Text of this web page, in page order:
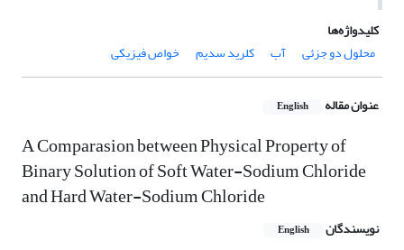
کلیدواژه‌ها
محلول دو جزئی
آب کلرید سدیم خواص فیزیکی
عنوان مقاله English
A Comparasion between Physical Property of
Binary Solution of Soft Water-Sodium Chloride
and Hard Water-Sodium Chloride
نویسندگان English